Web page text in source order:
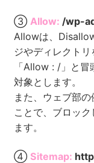
③ Allow: /wp-
Allowは、
ジやディレクトリ
「Allow : /」と
対象とします。
また、ウェブ部
ことで、ブロッ
ます。
④ Sitemap: